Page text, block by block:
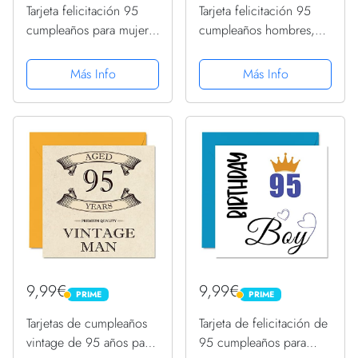
Tarjeta felicitación 95
cumpleaños para mujer,
felicitación para mujer
95 años, bisabuela,
niñera, madrastra, tía,
Más Info
Tarjeta felicitación 95
cumpleaños hombres,
fabricada en 1927, todas
piezas originales,
divertida tarjeta
abuelo...
Más Info
9,99€ PRIME
PRIME
Tarjetas de cumpleaños
vintage de 95 años para
9,99€ PRIME
PRIME
Tarjeta de felicitación de
95 cumpleaños para